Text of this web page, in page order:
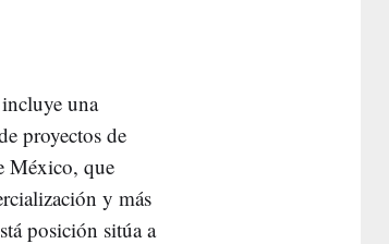
una
proyectos de
México, que
y más
posición sitúa a